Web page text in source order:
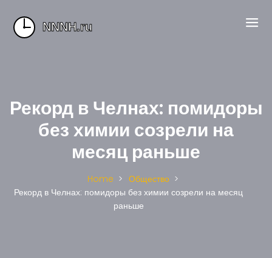
Рекорд в Челнах: помидоры
без химии созрели на
месяц раньше
Home
Общество
Рекорд в Челнах: помидоры без химии созрели на месяц
раньше